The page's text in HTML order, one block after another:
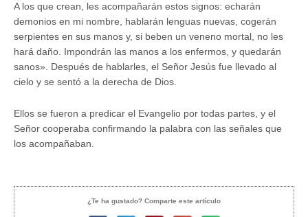
A los que crean, les acompañarán estos signos: echarán
demonios en mi nombre, hablarán lenguas nuevas, cogerán
serpientes en sus manos y, si beben un veneno mortal, no les
hará daño. Impondrán las manos a los enfermos, y quedarán
sanos». Después de hablarles, el Señor Jesús fue llevado al
cielo y se sentó a la derecha de Dios.
Ellos se fueron a predicar el Evangelio por todas partes, y el
Señor cooperaba confirmando la palabra con las señales que
los acompañaban.
¿Te ha gustado? Comparte este artículo